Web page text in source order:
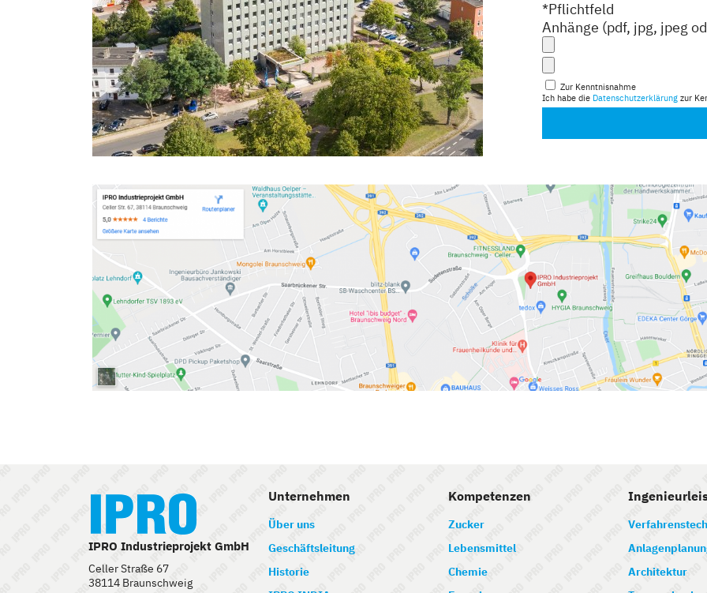
*Pflichtfeld
Anhänge (pdf, jpg, jpeg
Zur Kenntnisnahme
Ich habe die Datenschutzerklärung zur
IPRO Industrieprojekt GmbH
Celler Straße 67
38114 Braunschweig
Unternehmen
Über uns
Geschäftsleitung
Historie
Kompetenzen
Zucker
Lebensmittel
Chemie
Architektur